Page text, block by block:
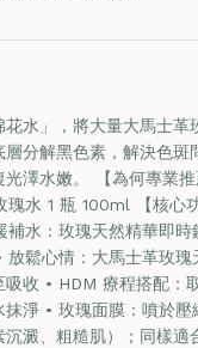
水」，將大量大馬士
分解黑色素，解決色
澤水嫩。 【為何專業
瑰水 1 瓶 100ml 【核
補水：玫瑰天然精華即
鬆心情：大馬士革玫
吸收 • HDM 療程搭配
抹淨 • 玫瑰面膜：噴於
澱、粗糙肌）；同樣